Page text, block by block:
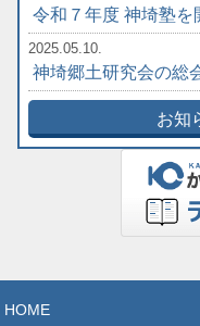
令和７年度 神埼塾を
2025.05.10.
神埼郷土研究会の総
お知
HOME